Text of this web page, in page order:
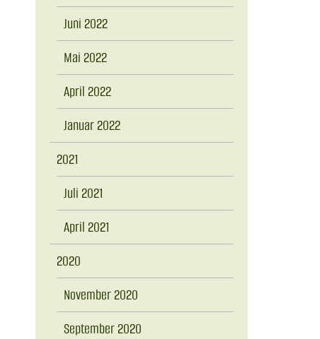
Juni 2022
Mai 2022
April 2022
Januar 2022
2021
Juli 2021
April 2021
2020
November 2020
September 2020